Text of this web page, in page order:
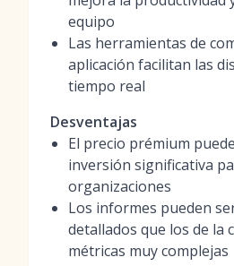
equipo
Las herramientas de
aplicación facilitan las
tiempo real
Desventajas
El precio prémium
inversión significativa
organizaciones
Los informes pueden
detallados que los de la
métricas muy complejas